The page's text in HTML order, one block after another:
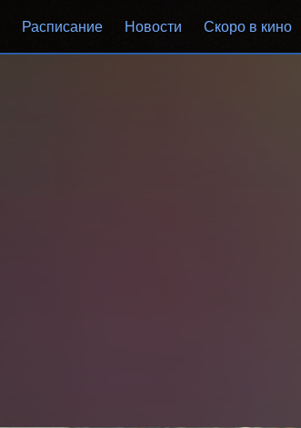
Расписание Новости Скоро в кино